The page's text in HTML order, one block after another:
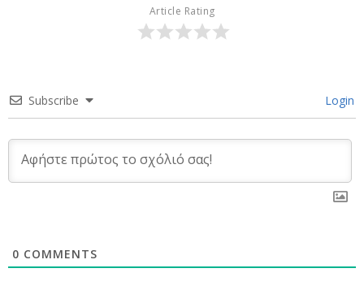
Article Rating
Subscribe Login
0 COMMENTS